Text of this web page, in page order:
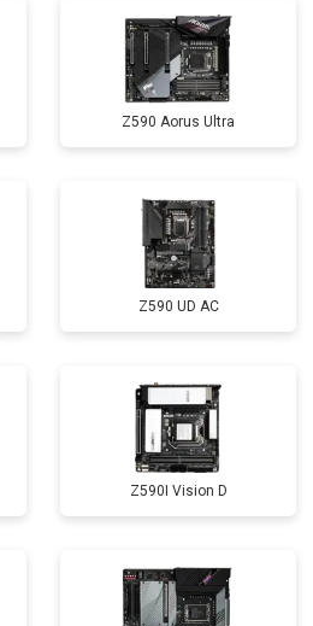
Z590 Aorus Ultra
Z590 UD AC
Z590I Vision D